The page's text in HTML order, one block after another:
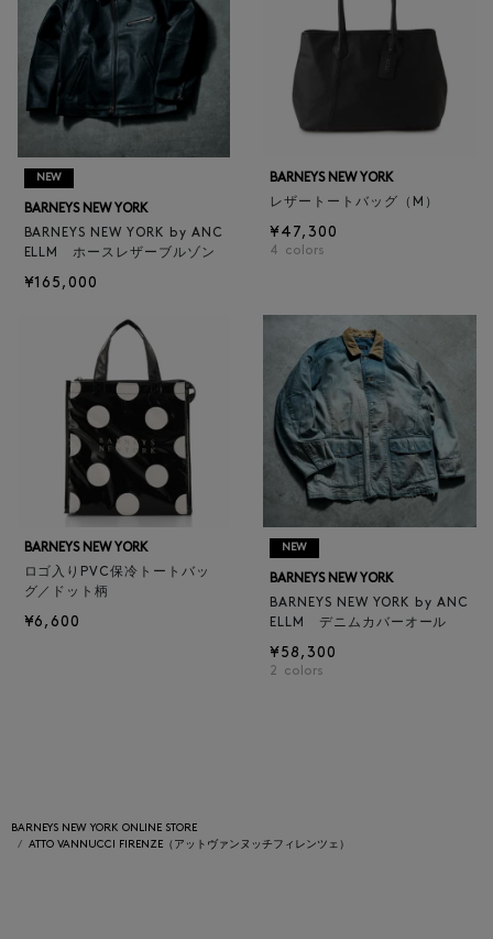
NEW
BARNEYS NEW YORK
BARNEYS NEW YORK by ANC
ELLM ホースレザーブルゾン
¥165,000
BARNEYS NEW YORK
レザートートバッグ（M）
¥47,300
4 colors
BARNEYS NEW YORK
ロゴ入りPVC保冷トートバッ
グ／ドット柄
¥6,600
NEW
BARNEYS NEW YORK
BARNEYS NEW YORK by ANC
ELLM デニムカバーオール
¥58,300
2 colors
BARNEYS NEW YORK ONLINE STORE
ATTO VANNUCCI FIRENZE（アットヴァンヌッチフィレンツェ）